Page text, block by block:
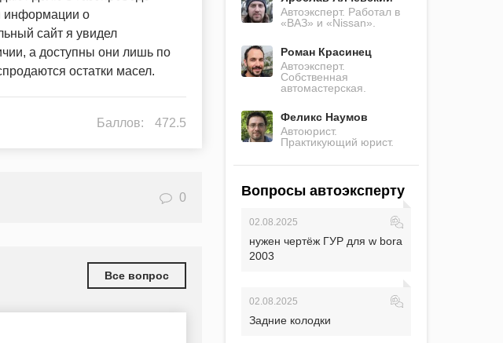
информации о
сайт я увидел
а доступны они лишь по
остатки масел.
Баллов: 472.5
0
Все вопрос
Автоэксперт. Работал в
«ВАЗ» и «Nissan».
Роман Красинец
Автоэксперт.
Собственная
автомастерская.
Феликс Наумов
Автоюрист.
Практикующий юрист.
Вопросы автоэксперту
02.08.2025
нужен чертёж ГУР для w bora
2003
02.08.2025
Задние колодки